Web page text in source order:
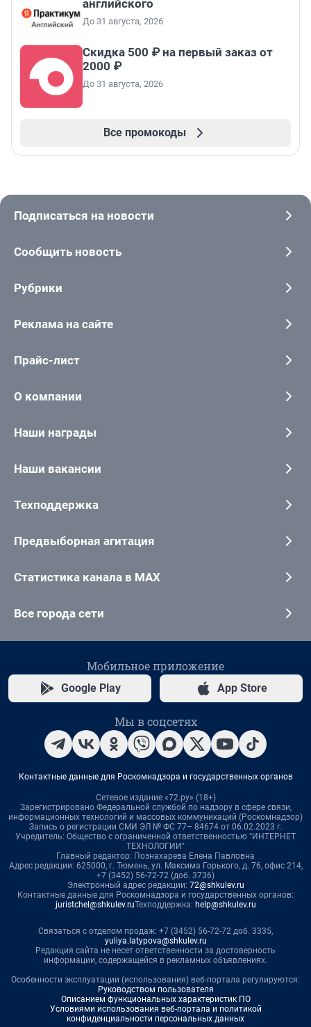
английского
До 31 августа, 2026
Скидка 500 ₽ на первый заказ от
2000 ₽
До 31 августа, 2026
Все промокоды
Подписаться на новости
Сообщить новость
Рубрики
Реклама на сайте
Прайс-лист
О компании
Наши награды
Наши вакансии
Техподдержка
Предвыборная агитация
Статистика канала в MAX
Все города сети
Мобильное приложение
Google Play App Store
Мы в соцсетях
Контактные данные для Роскомнадзора и государственных органов
Сетевое издание «72.ру» (18+)
Зарегистрировано Федеральной службой по надзору в сфере связи,
информационных технологий и массовых коммуникаций (Роскомнадзор)
Запись о регистрации СМИ ЭЛ № ФС 77– 84674 от 06.02.2023 г.
Учредитель: Общество с ограниченной ответственностью "ИНТЕРНЕТ
ТЕХНОЛОГИИ"
Главный редактор: Познахарева Елена Павловна
Адрес редакции: 625000, г. Тюмень, ул. Максима Горького, д. 76, офис 214,
+7 (3452) 56-72-72 (доб. 3736)
Электронный адрес редакции: 72@shkulev.ru
Контактные данные для Роскомнадзора и государственных органов:
juristchel@shkulev.ruТехподдержка: help@shkulev.ru
Связаться с отделом продаж: +7 (3452) 56-72-72 доб. 3335,
yuliya.latypova@shkulev.ru
Редакция сайта не несет ответственности за достоверность
информации, содержащейся в рекламных объявлениях.
Особенности эксплуатации (использования) веб-портала регулируются:
Руководством пользователя
Описанием функциональных характеристик ПО
Условиями использования веб-портала и политикой
конфиденциальности персональных данных